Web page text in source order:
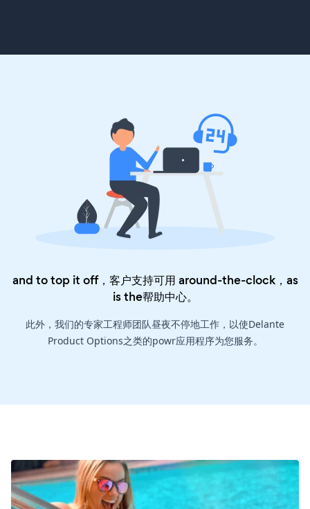
and to top it off，客户支持可用 around-the-clock，as
is the帮助中心。
此外，我们的专家工程师团队昼夜不停地工作，以使Delante
Product Options之类的powr应用程序为您服务。